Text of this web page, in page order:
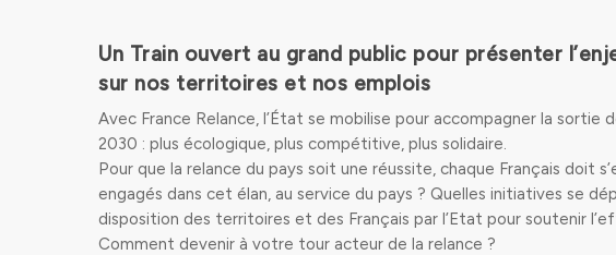
Un Train ouvert au grand public pour présenter
sur nos territoires et nos emplois
Avec France Relance, l’État se mobilise pour accompagner la sortie
2030 : plus écologique, plus compétitive, plus solidaire.
Pour que la relance du pays soit une réussite, chaque Français doit
engagés dans cet élan, au service du pays ? Quelles initiatives se
disposition des territoires et des Français par l’Etat pour soutenir
Comment devenir à votre tour acteur de la relance ?